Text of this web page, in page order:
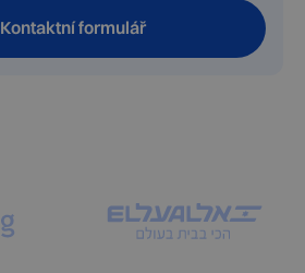
Kontaktní formulář